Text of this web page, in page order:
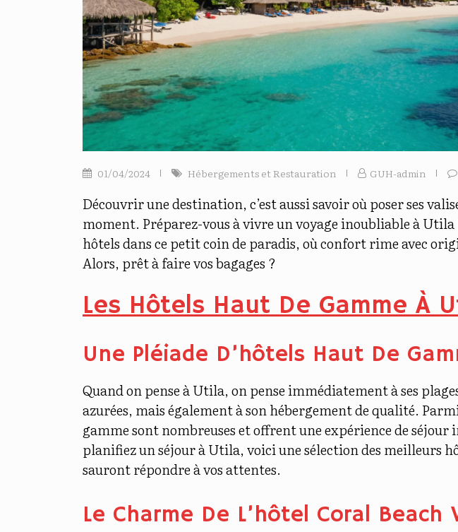
01/04/2024 Hébergements et Restauration GUH-admin
Découvrir une destination, c’est aussi savoir où poser ses
moment. Préparez-vous à vivre un voyage inoubliable à Utila
hôtels dans ce petit coin de paradis, où confort rime avec
Alors, prêt à faire vos bagages ?
Les Hôtels Haut De Gamme À
Une Pléiade D’hôtels Haut De
Quand on pense à Utila, on pense immédiatement à ses
azurées, mais également à son hébergement de qualité.
gamme sont nombreuses et offrent une expérience de séjour
planifiez un séjour à Utila, voici une sélection des meilleurs
sauront répondre à vos attentes.
Le Charme De L’hôtel Coral Beach